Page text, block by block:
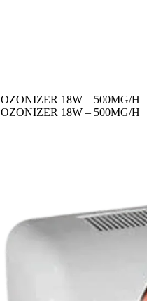
OZONIZER 18W – 500MG/H
OZONIZER 18W – 500MG/H